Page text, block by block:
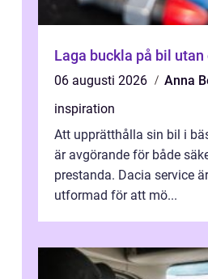
Laga buckla på bil
06 augusti 2026
Anna
inspiration
Att upprätthålla sin bil i
är avgörande för både
prestanda. Dacia service
utformad för att mö...